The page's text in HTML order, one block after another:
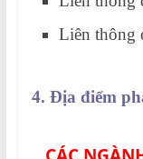
Liên thông
4. Địa điểm